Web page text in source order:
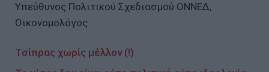
Υπεύθυνος Πολιτικού Σχεδιασμού ΟΝΝΕΔ,
Οικονομολόγος
Τσίπρας χωρίς μέλλον (!)